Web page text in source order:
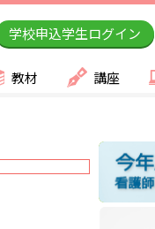
学校申込学生ログイン
教材 講座